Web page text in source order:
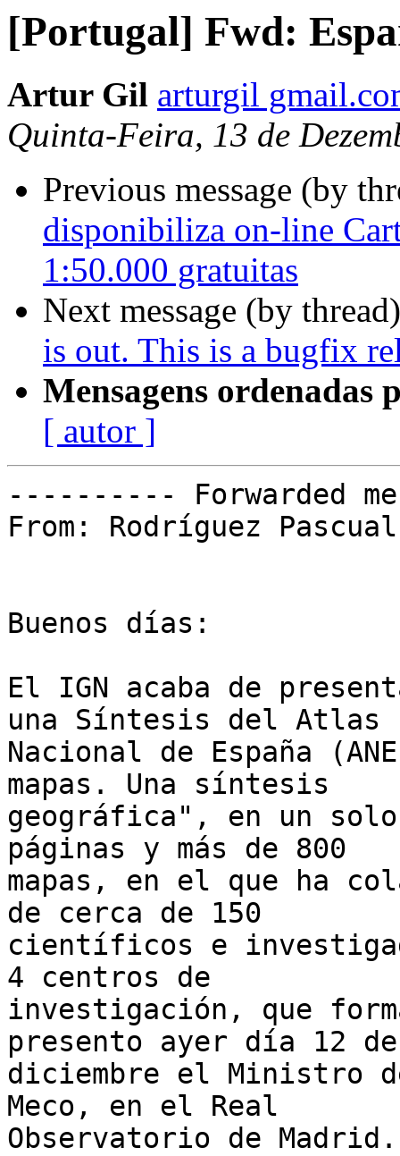
[Portugal] Fwd:
Artur Gil arturgil
Quinta-Feira, 13 de
Previous message (by
disponibiliza on-line
1:50.000 gratuitas
Next message (by
is out. This is a bugfix
Mensagens ordenadas
[ autor ]
---------- Forwarded
From: Rodríguez
Buenos días:
El IGN acaba de
una Síntesis del Atlas
Nacional de España
mapas. Una síntesis
geográfica", en un solo
páginas y más de 800
mapas, en el que ha
de cerca de 150
científicos e
4 centros de
investigación, que
presento ayer día 12 de
diciembre el Ministro
Meco, en el Real
Observatorio de Madrid.